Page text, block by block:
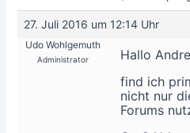
27. Juli 2016 um 12:14 Uhr
Udo Wohlgemuth
Administrator
Hallo
find ich
nicht nur
Forums